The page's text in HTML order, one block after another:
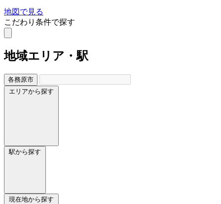
地図で見る
こだわり条件で探す
地域エリア・駅
各務原市
エリアから探す
駅から探す
現在地から探す